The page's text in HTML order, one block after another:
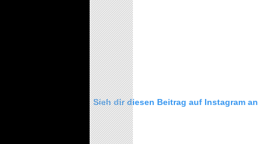
Sieh dir diesen Beitrag auf Instagram an
ALLGEMEIN